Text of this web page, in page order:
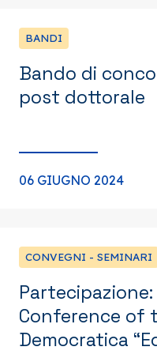
BANDI
Bando di
post dottorale
06 GIUGNO 2024
CONVEGNI - SEMINARI
Conference of
Democratica